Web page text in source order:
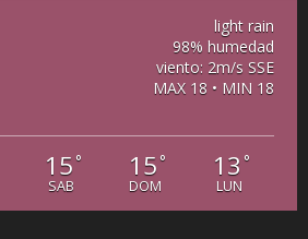
light rain
98% humedad
viento: 2m/s SSE
MAX 18 • MIN 18
15°
SAB
15°
DOM
13 °
LUN